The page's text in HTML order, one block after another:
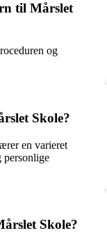
til Mårslet
og
Skole?
en varieret
personlige
Skole?